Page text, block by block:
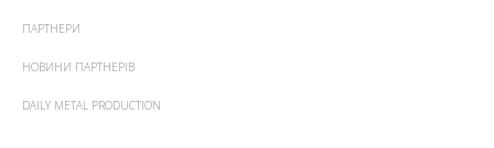
ПАРТНЕРИ
НОВИНИ ПАРТНЕРІВ
DAILY METAL PRODUCTION